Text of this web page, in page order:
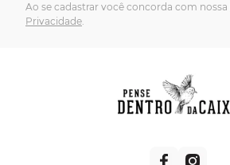
Ao se cadastrar você concorda com nossa
Privacidade.